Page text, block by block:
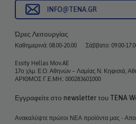
INFO@TENA.GR
Ώρες Λειτουργίας
Καθημερινά: 08.00-20.00 Σάββατο: 09.00-
Essity Hellas Μον.AE
17ο χλμ. Ε.Ο. Αθηνών – Λαμίας Ν. Κηφισιά,
ΑΡΙΘΜΟΣ Γ.Ε.ΜΗ.: 000283601000
Εγγραφείτε στο newsletter του TENA
Ανακαλύψτε πρώτοι ΝΕΑ προϊόντα μας -